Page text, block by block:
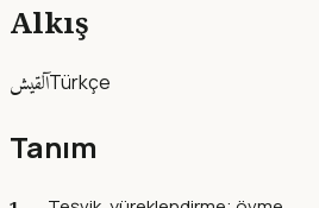
Alkış
آلقيشTürkçe
Tanım